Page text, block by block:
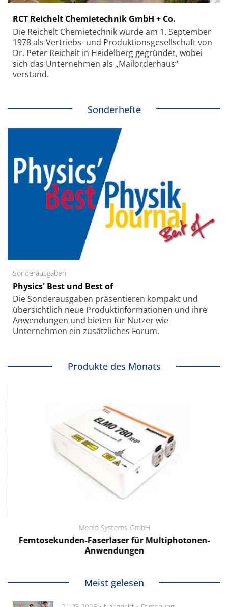
RCT Reichelt Chemietechnik GmbH + Co.
Die Reichelt Chemietechnik wurde am 1. September
1978 als Vertriebs- und Produktionsgesellschaft von
Dr. Peter Reichelt in Heidelberg gegründet, wobei
sich das Unternehmen als „Mailorderhaus“
verstand.
Sonderhefte
Sonderausgaben
Physics' Best und Best of
Die Sonder­ausgaben präsentieren kompakt und
übersichtlich neue Produkt­informationen und ihre
Anwendungen und bieten für Nutzer wie
Unternehmen ein zusätzliches Forum.
Produkte des Monats
Menlo Systems GmbH
Femtosekunden-Faserlaser für Multiphotonen-
Anwendungen
Meist gelesen